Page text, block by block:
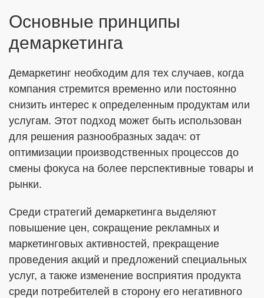
Основные принципы
демаркетинга
Демаркетинг необходим для тех случаев, когда
компания стремится временно или постоянно
снизить интерес к определенным продуктам или
услугам. Этот подход может быть использован
для решения разнообразных задач: от
оптимизации производственных процессов до
смены фокуса на более перспективные товары и
рынки.
Среди стратегий демаркетинга выделяют
повышение цен, сокращение рекламных и
маркетинговых активностей, прекращение
проведения акций и предложений специальных
услуг, а также изменение восприятия продукта
среди потребителей в сторону его негативного